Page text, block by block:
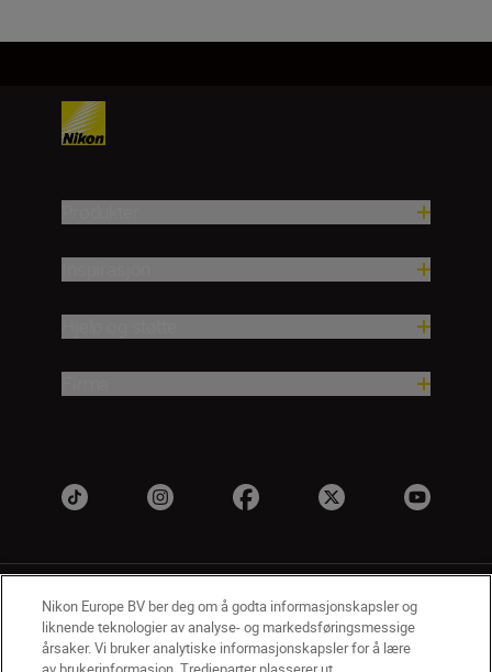
Nikon Europe BV ber deg om å godta informasjonskapsler og
liknende teknologier av analyse- og markedsføringsmessige
årsaker. Vi bruker analytiske informasjonskapsler for å lære